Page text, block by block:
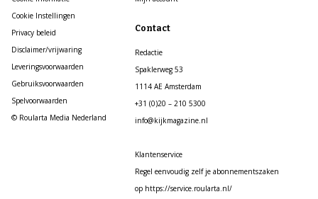
Cookie Instellingen
Privacy beleid
Disclaimer/vrijwaring
Leveringsvoorwaarden
Gebruiksvoorwaarden
Spelvoorwaarden
© Roularta Media Nederland
Contact
Redactie
Spaklerweg 53
1114 AE Amsterdam
+31 (0)20 – 210 5300
info@kijkmagazine.nl
Klantenservice
Regel eenvoudig zelf je abonnementszaken
op https://service.roularta.nl/